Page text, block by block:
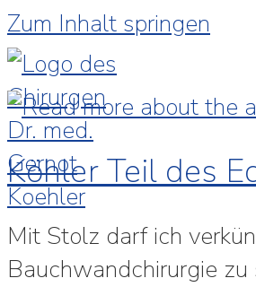
Zum Inhalt springen
Köhler Teil des
Mit Stolz darf ich
Bauchwandchirurgie